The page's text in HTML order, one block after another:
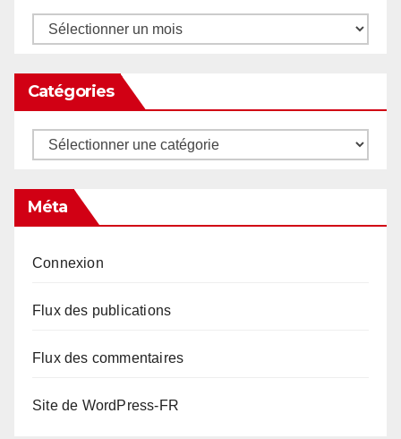
Archives
Catégories
Catégories
Méta
Connexion
Flux des publications
Flux des commentaires
Site de WordPress-FR